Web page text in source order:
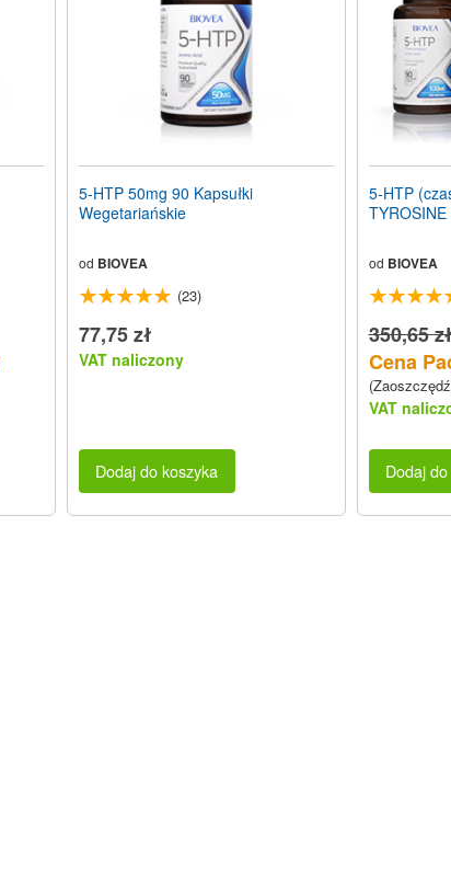
5-HTP 50mg 90 Kapsułki
Wegetariańskie
od BIOVEA
(23)
77,75 zł
VAT naliczony
Dodaj do koszyka
5-HTP
od BIOVEA
350,65
Cena
VAT
Dodaj